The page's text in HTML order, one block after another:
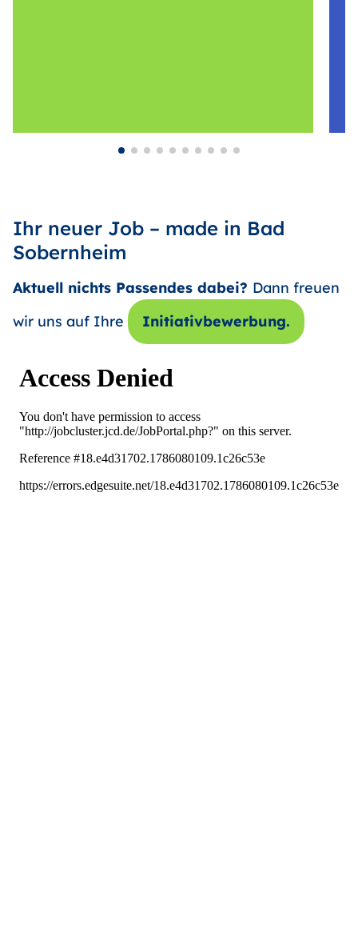
Ihr neuer Job – made in Bad
Sobernheim
Aktuell nichts Passendes dabei? Dann freuen
wir uns auf Ihre
Initiativbewerbung.